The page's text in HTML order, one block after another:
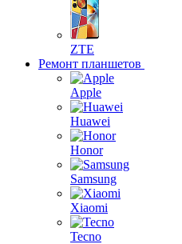
ZTE
Ремонт планшетов
Apple
Huawei
Honor
Samsung
Xiaomi
Tecno